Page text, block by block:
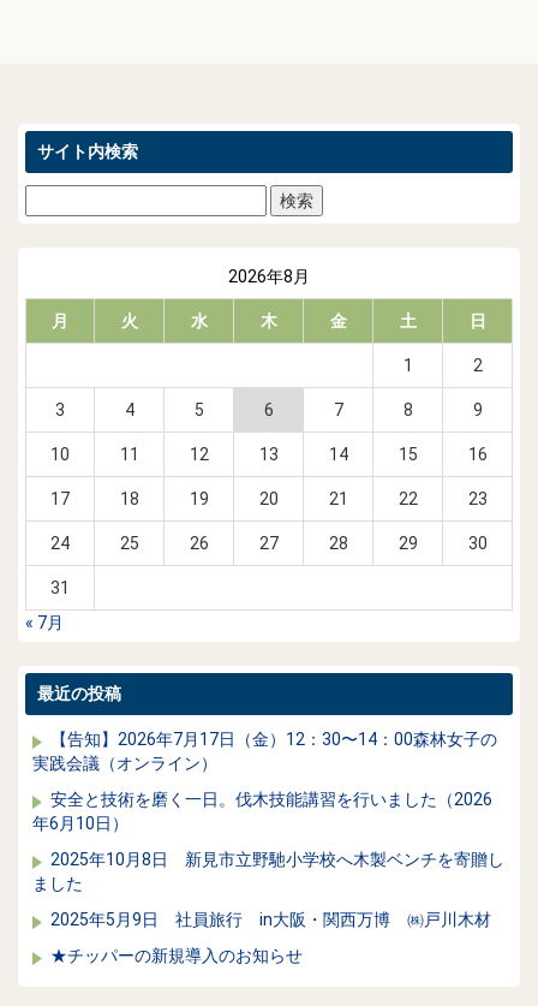
サイト内検索
2026年8月
月 火 水 木 金 土 日
1 2
3 4 5 6 7 8 9
10 11 12 13 14 15 16
17 18 19 20 21 22 23
24 25 26 27 28 29 30
31
« 7月
最近の投稿
【告知】2026年7月17日（金）12：30〜14：00森林女子の
実践会議（オンライン）
安全と技術を磨く一日。伐木技能講習を行いました（2026
年6月10日）
2025年10月8日 新見市立野馳小学校へ木製ベンチを寄贈し
ました
2025年5月9日 社員旅行 in大阪・関西万博 ㈱戸川木材
★チッパーの新規導入のお知らせ